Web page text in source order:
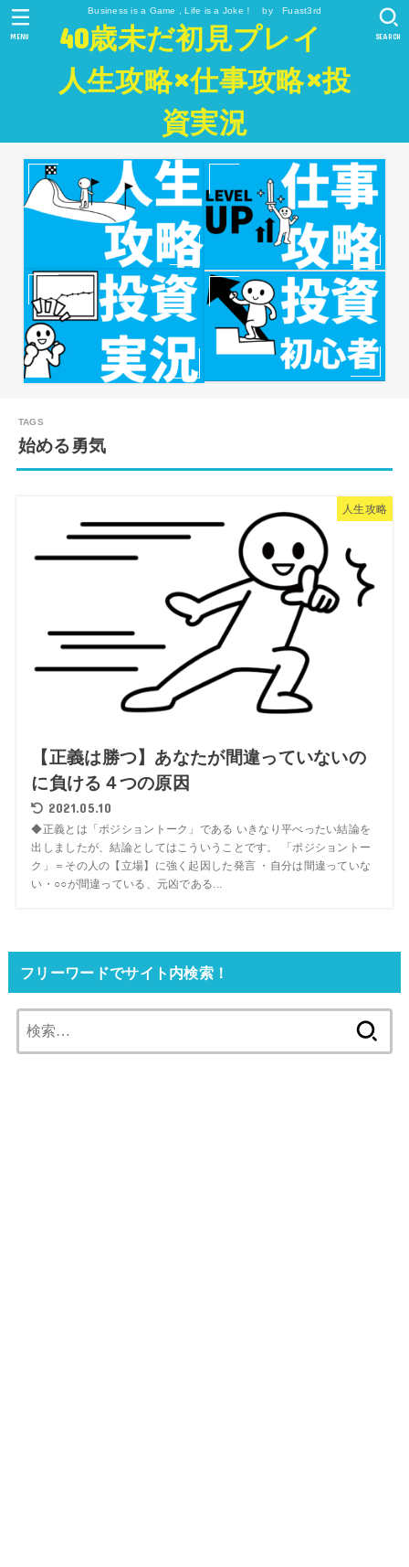
Business is a Game , Life is a Joke！ by Fuast3rd
40歳未だ初見プレイ
人生攻略×仕事攻略×投
資実況
SEARCH
MENU
始める勇気
人生攻略
【正義は勝つ】あなたが間違っていないの
に負ける４つの原因
2021.05.10
◆正義とは「ポジショントーク」である いきなり平べったい結論を
出しましたが、結論としてはこういうことです。 「ポジショントー
ク」＝その人の【立場】に強く起因した発言 ・自分は間違っていな
い・○○が間違っている、元凶である...
フリーワードでサイト内検索！
索: